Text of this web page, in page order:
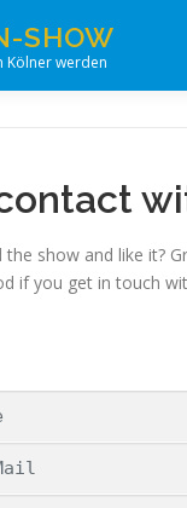
SHOW
Kölner werden
the show and like it?
if you get in touch